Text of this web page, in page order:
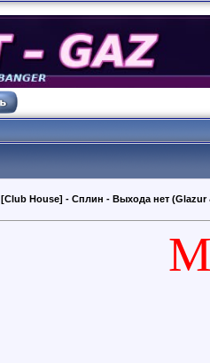
[Club House] - Сплин - Выхода нет (Glazur